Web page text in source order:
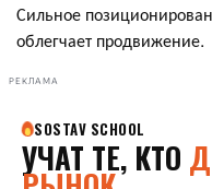
Сильное
облегчает продвижение.
РЕКЛАМА